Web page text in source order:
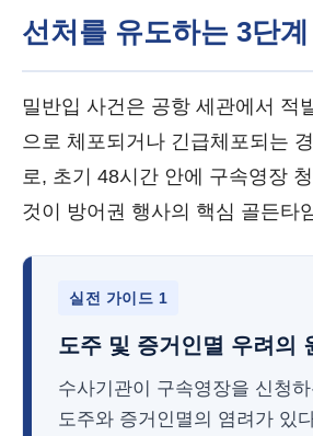
선처를 유도하는 3단
밀반입 사건은 공항 세관에서 적
으로 체포되거나 긴급체포되는
로, 초기 48시간 안에 구속영장
것이 방어권 행사의 핵심 골든타
실전 가이드 1
도주 및 증거인멸 우려의
수사기관이 구속영장을 신청
도주와 증거인멸의 염려가 있